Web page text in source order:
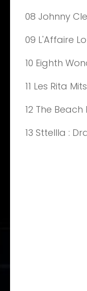
08 Johnny
09 L'Affaire
10 Eighth
11 Les Rita
12 The Beach
13 Sttellla :